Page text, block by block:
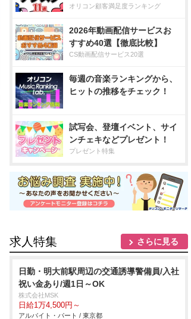
オリコン顧客満足度ランキング
2026年動画配信サービスお
すすめ40選【徹底比較】
CS動画配信サービス20選
毎週の音楽ランキングから、
ヒットの推移をチェック！
試写会、登壇イベント、サイ
ンチェキなどプレゼント！
プレゼント特集
求人特集 さらに見る
日勤・明大前駅周辺の交通誘導警備員/入社
祝い金あり/週1日～OK
株式会社MSK
日給1万4,500円～
アルバイト・パート / 東京都